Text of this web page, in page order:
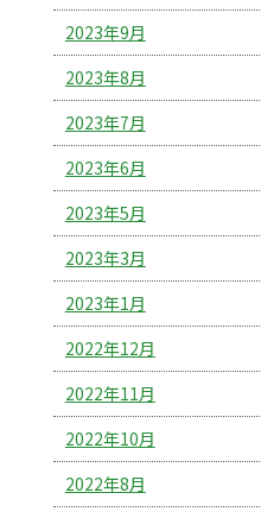
2023年9月
2023年8月
2023年7月
2023年6月
2023年5月
2023年3月
2023年1月
2022年12月
2022年11月
2022年10月
2022年8月